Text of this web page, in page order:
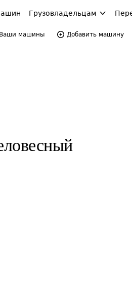
Грузовладельцам
Ваши машины Добавить машину